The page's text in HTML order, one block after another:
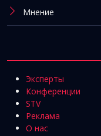
Мнение
Эксперты
Конференции
STV
Реклама
О нас